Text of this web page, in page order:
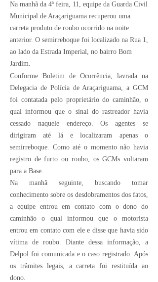
Na manhã da 4ª feira, 11, equipe da Guarda Civil
Municipal de Araçariguama recuperou uma
carreta produto de roubo ocorrido na noite
anterior. O semirreboque foi localizado na Rua 1,
ao lado da Estrada Imperial, no bairro Bom
Jardim.
Conforme Boletim de Ocorrência, lavrada na
Delegacia de Polícia de Araçariguama, a GCM
foi contatada pelo proprietário do caminhão, o
qual informou que o sinal do rastreador havia
cessado naquele endereço. Os agentes se
dirigiram até lá e localizaram apenas o
semirreboque. Como até o momento não havia
registro de furto ou roubo, os GCMs voltaram
para a Base.
Na manhã seguinte, buscando tomar
conhecimento sobre os desdobramentos dos fatos,
a equipe entrou em contato com o dono do
caminhão o qual informou que o motorista
entrou em contato com ele e disse que havia sido
vítima de roubo. Diante dessa informação, a
Delpol foi comunicada e o caso registrado. Após
os trâmites legais, a carreta foi restituída ao
dono.